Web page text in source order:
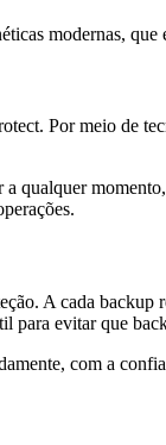
modernas,
Por meio de
qualquer
A cada
para evitar que
com a